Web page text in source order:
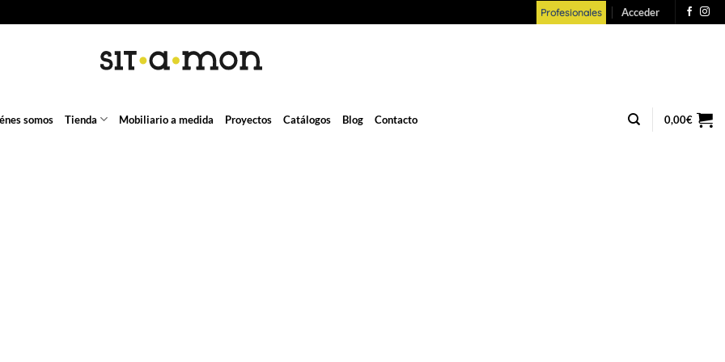
Profesionales Acceder
somos Tienda Mobiliario a medida Proyectos Catálogos Blog Contacto 0,00€